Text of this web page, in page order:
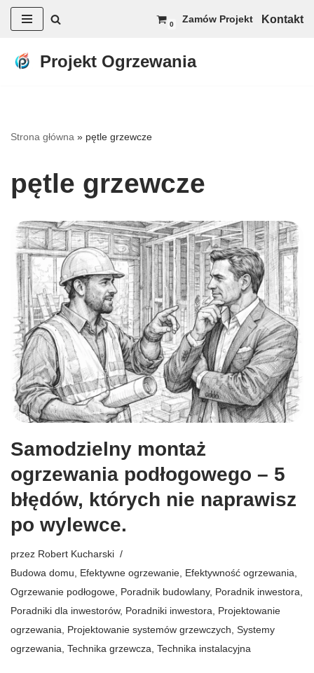
do
0 Zamów Projekt Kontakt
Projekt Ogrzewania
Strona główna » pętle grzewcze
pętle grzewcze
Samodzielny montaż
ogrzewania podłogowego – 5
błędów, których nie naprawisz
po wylewce.
przez Robert Kucharski
Budowa domu
Efektywne ogrzewanie Efektywność ogrzewania
Ogrzewanie podłogowe Poradnik budowlany, Poradnik inwestora
Poradniki dla inwestorów, Poradniki inwestora
Projektowanie
ogrzewania
Projektowanie systemów grzewczych Systemy
ogrzewania Technika grzewcza Technika instalacyjna